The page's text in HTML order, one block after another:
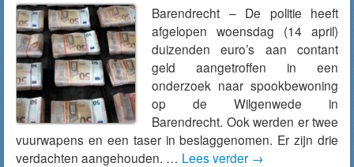
Barendrecht – De politie heeft
afgelopen woensdag (14 april)
duizenden euro’s aan contant
geld aangetroffen in een
onderzoek naar spookbewoning
op de Wilgenwede in
Barendrecht. Ook werden er twee
vuurwapens en een taser in beslaggenomen. Er zijn drie
verdachten aangehouden. … Lees verder →